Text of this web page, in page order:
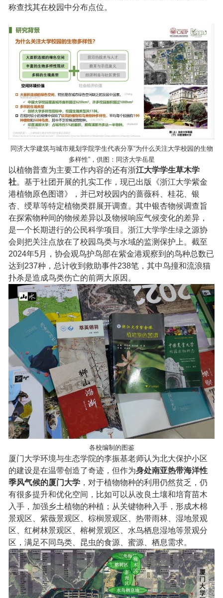
称查找其在校园中分布点位。
同济大学建筑与城市规划学院学生代表分享“为什么关注大学校园的生物
多样性”，供图：同济大学岳星
以植物普查为主要工作内容的还有浙江大学学生草木学
社。基于社团开展的扎实工作，现已出版《浙江大学紫金
港植物原色图谱》，并已对校园内的蔷薇科、桂花、银
杏、绶草等特定植物类群展开调查。其中银杏物候调查旨
在探索物种间的物候差异以及物候响应气候变化的差异，
是一个长期进行的公民科学项目。浙江大学学生绿之源协
会则把关注点放在了校园鸟类与水域的监测保护上。截至
2024年5月，协会观鸟护鸟部在紫金港观察到的鸟种总数已
达到237种，总计收到救助事件238笔，其中鸟撞和流浪猫
扑杀是造成鸟类伤亡的前两大原因。
各校编制的图鉴
厦门大学环境与生态学院的李振基老师认为北大保护小区
的建设是在温带创造了奇迹，但作为身处南亚热带海洋性
季风气候的厦门大学 ，对于植物物种的利用仍然贫乏，仍
有很多提升和优化空间，比如可以从改良土壤和培育苗木
入手，加强乡土植物的种植；从关键物种入手，形成木棉
景观区、紫薇景观区、棕榈景观区、热带雨林、湿地景观
区、红树林景观区、榕树景观区、水鸟栖息湿地等景观分
区，满足不同鸟类、昆虫的食源、蜜源、栖息需求。